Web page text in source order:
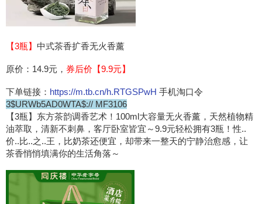
【3瓶】 中式茶香扩香无火香薰
原价：14.9元， 券后价【9.9元】
下单链接： https://m.tb.cn/h.RTGSPwH 手机淘口令
3$URWb5AD0WTA$:// MF3106
【3瓶】东方茶韵调香艺术！100ml大容量无火香薰，天然植物精
油萃取，清新不刺鼻，客厅卧室皆宜～9.9元轻松拥有3瓶！性..
价..比..之..王，比奶茶还便宜，却带来一整天的宁静治愈感，让
茶香悄悄填满你的生活角落～